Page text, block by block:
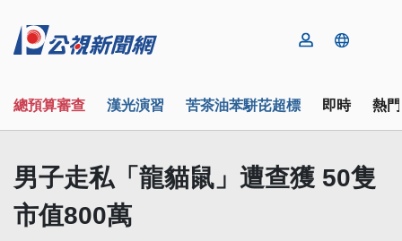
總預算審查 漢光演習 苦茶油苯駢芘超標 即時 熱
男子走私「龍貓鼠」遭查獲 50隻
市值800萬